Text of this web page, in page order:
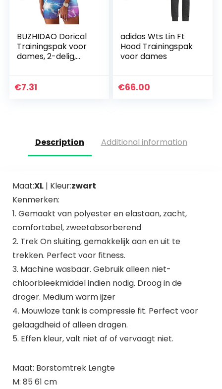
BUZHIDAO Dorical
Trainingspak voor
dames, 2-delig,
top + hoge taille,
€7.31
adidas Wts Lin Ft
Hood Trainingspak
voor dames
€66.00
Description Additional information
Maat:XL| Kleur:zwart
Kenmerken:
1. Gemaakt van polyester en elastaan, zacht,
comfortabel, zweetabsorberend
2. Trek On sluiting, gemakkelijk aan en uit te
trekken. Perfect voor fitness.
3. Machine wasbaar. Gebruik alleen niet-
chloorbleekmiddel indien nodig. Droog in de
droger. Medium warm ijzer
4. Mouwloze tank is compressie fit. Perfect voor
gelaagdheid of alleen dragen.
5. Effen kleur, valt niet af of vervaagt niet.
Maat: Borstomtrek Lengte
M: 85 61 cm